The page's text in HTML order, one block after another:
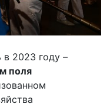
в 2023 году –
поля